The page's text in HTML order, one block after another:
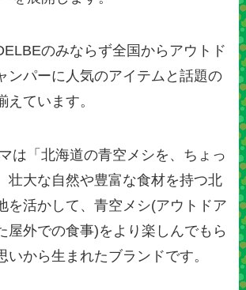
のみならず全国からアウトド
ンパーに人気のアイテムと話題の
えています。
は「北海道の青空メシを、ちょっ
壮大な自然や豊富な食材を持つ北
を活かして、青空メシ(アウトドア
屋外での食事)をより楽しんでもら
いから生まれたブランドです。